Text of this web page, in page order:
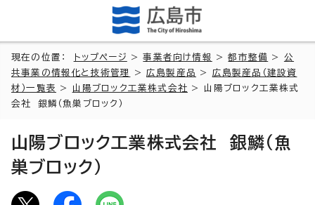
現在の位置： トップページ >事業者向け情報 >都市整備 > 公
共事業の情報化と技術管理
>広島製産品 > 広島製産品（建設資
材）一覧表
> 山陽ブロック工業株式会社 > 山陽ブロック工業株式
会社 銀鱗（魚巣ブロック）
山陽ブロック工業株式会社 銀鱗（魚
巣ブロック）